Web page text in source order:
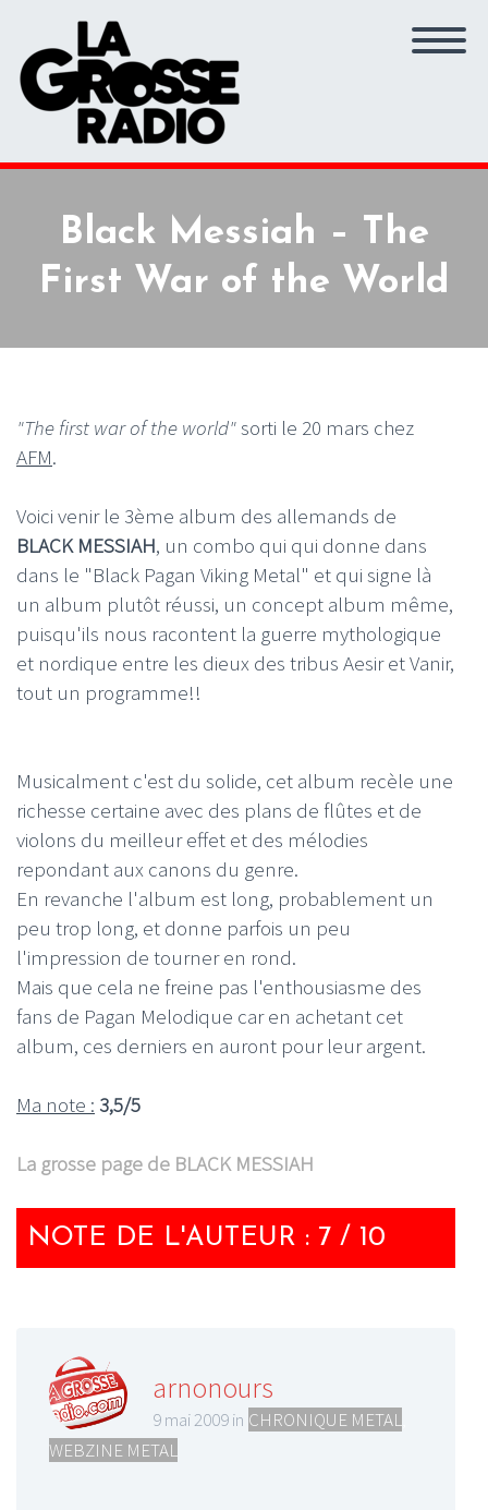
Black Messiah – The
First War of the World
"The first war of the world"sorti le 20 mars chez
AFM.
Voici venir le 3ème album des allemands de
BLACK MESSIAH, un combo qui qui donne dans
dans le "Black Pagan Viking Metal" et qui signe là
un album plutôt réussi, un concept album même,
puisqu'ils nous racontent la guerre mythologique
et nordique entre les dieux des tribus Aesir et Vanir,
tout un programme!!
Musicalment c'est du solide, cet album recèle une
richesse certaine avec des plans de flûtes et de
violons du meilleur effet et des mélodies
repondant aux canons du genre.
En revanche l'album est long, probablement un
peu trop long, et donne parfois un peu
l'impression de tourner en rond.
Mais que cela ne freine pas l'enthousiasme des
fans de Pagan Melodique car en achetant cet
album, ces derniers en auront pour leur argent.
Ma note : 3,5/5
La grosse page de BLACK MESSIAH
NOTE DE L'AUTEUR : 7 / 10
arnonours
9 mai 2009 in CHRONIQUE METAL
WEBZINE METAL